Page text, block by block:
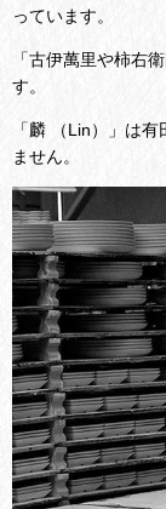
っています。
「古伊萬里や柿右
す。
「麟 （Lin）」は
ません。